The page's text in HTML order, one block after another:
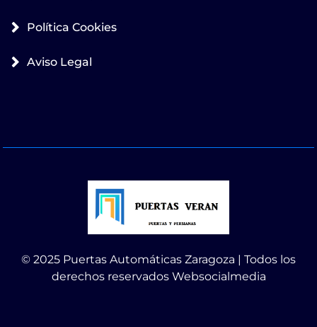
Política Cookies
Aviso Legal
© 2025 Puertas Automáticas Zaragoza | Todos los
derechos reservados Websocialmedia